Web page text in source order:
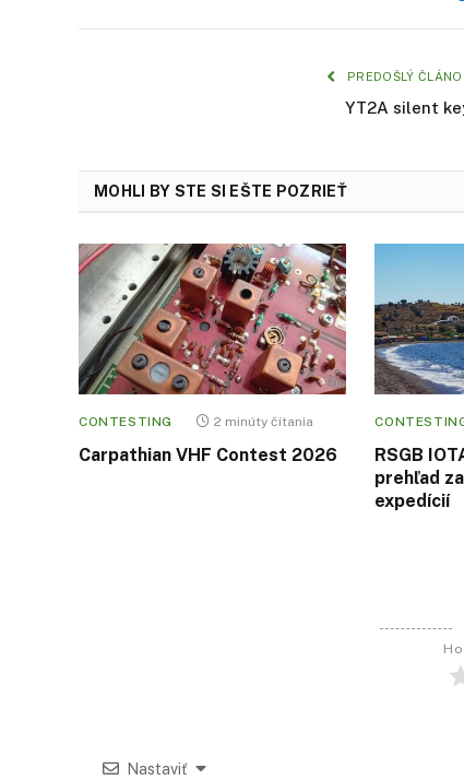
PREDOŠLÝ
YT2A silent
MOHLI BY STE SI EŠTE POZRIEŤ
CONTESTING 2 minúty čítania
Carpathian VHF Contest 2026
RSGB
prehľad
expedícií
Nastaviť